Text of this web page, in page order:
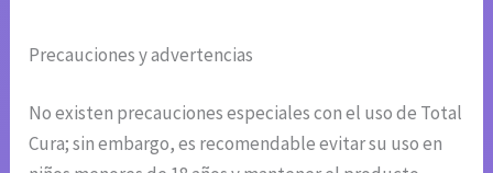
Precauciones y advertencias
No existen precauciones especiales con el uso de Total
Cura; sin embargo, es recomendable evitar su uso en